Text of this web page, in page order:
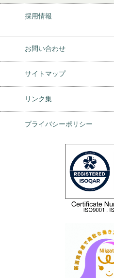
採用情報
お問い合わせ
サイトマップ
リンク集
プライバシーポリシー